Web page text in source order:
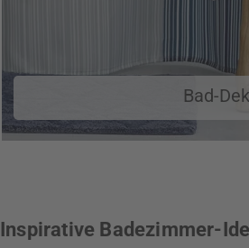
Bad-
Inspirative Badezimmer-